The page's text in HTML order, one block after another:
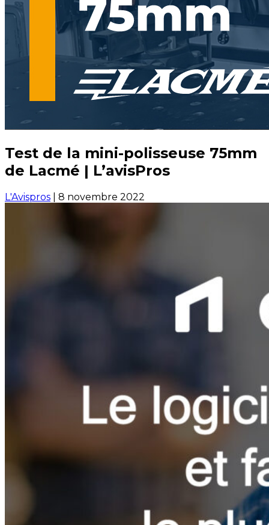
Test de la mini-polisseuse 75mm
de Lacmé | L’avisPros
L'Avispros 8 novembre 2022